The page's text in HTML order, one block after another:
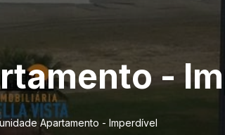
-
Apartamento - Imperdível